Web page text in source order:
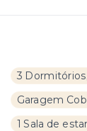
3
Garagem
1 Sala de estar